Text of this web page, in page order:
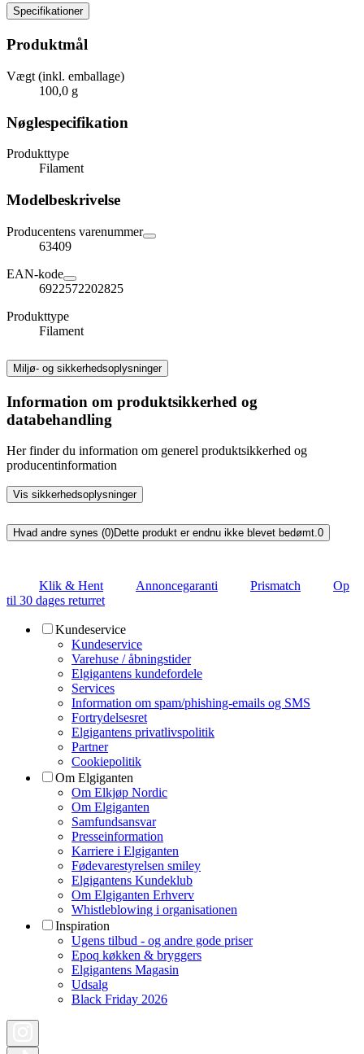
Specifikationer
Produktmål
Vægt (inkl. emballage)
100,0 g
Nøglespecifikation
Produkttype
Filament
Modelbeskrivelse
Producentens varenummer
63409
EAN-kode
6922572202825
Produkttype
Filament
Miljø- og sikkerhedsoplysninger
Information om produktsikkerhed og
databehandling
Her finder du information om generel produktsikkerhed og
producentinformation
Vis sikkerhedsoplysninger
Hvad andre synes (0)Dette produkt er endnu ikke blevet bedømt.0
Klik & Hent Annoncegaranti Prismatch
Op
til 30 dages returret
Kundeservice
Kundeservice
Varehuse / åbningstider
Elgigantens kundefordele
Services
Information om spam/phishing-emails og SMS
Fortrydelsesret
Elgigantens privatlivspolitik
Partner
Cookiepolitik
Om Elgiganten
Om Elkjøp Nordic
Om Elgiganten
Samfundsansvar
Presseinformation
Karriere i Elgiganten
Fødevarestyrelsen smiley
Elgigantens Kundeklub
Om Elgiganten Erhverv
Whistleblowing i organisationen
Inspiration
Ugens tilbud - og andre gode priser
Epoq køkken & bryggers
Elgigantens Magasin
Udsalg
Black Friday 2026